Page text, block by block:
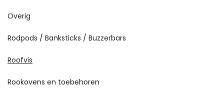
Overig
Rodpods / Banksticks / Buzzerbars
Roofvis
Rookovens en toebehoren